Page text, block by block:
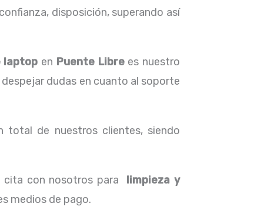
disposición, superando así
laptop en Puente Librees nuestro
dudas en cuanto al soporte
total de nuestros clientes, siendo
cita con nosotros para limpieza y
medios de pago.